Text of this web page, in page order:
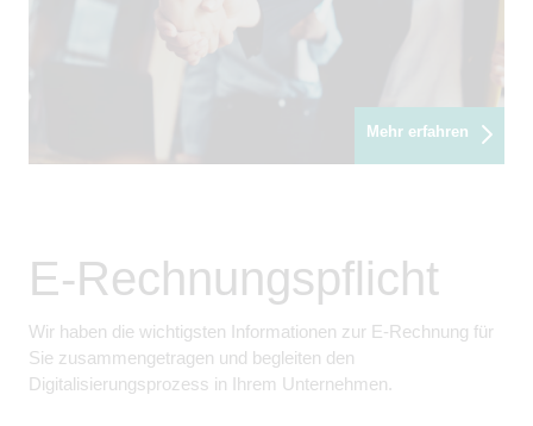
Mehr erfahren
E-Rechnungspflicht
Wir haben die wichtigsten Informationen zur E-Rechnung für
Sie zusammengetragen und begleiten den
Digitalisierungsprozess in Ihrem Unternehmen.